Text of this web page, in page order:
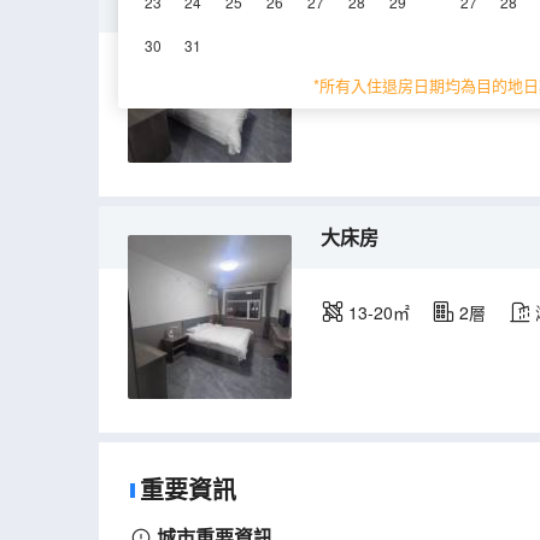
30 31
*所有入住退房日期均為目的地
13-20㎡ 2層
大床房
13-20㎡ 2層
重要資訊